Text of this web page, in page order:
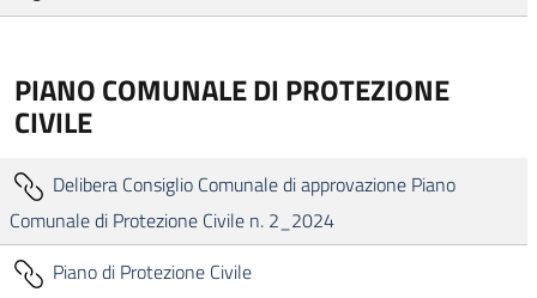
PIANO COMUNALE DI PROTEZIONE
CIVILE
Delibera Consiglio Comunale di approvazione Piano
Comunale di Protezione Civile n. 2_2024
Piano di Protezione Civile